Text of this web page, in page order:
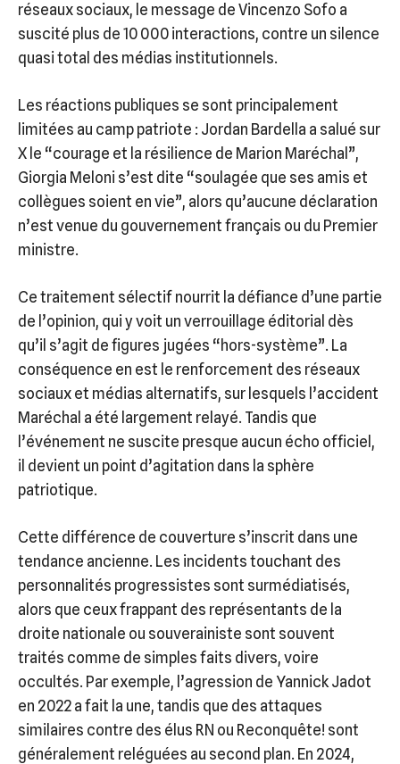
réseaux sociaux, le message de Vincenzo Sofo a
suscité plus de 10 000 interactions, contre un silence
quasi total des médias institutionnels.
Les réactions publiques se sont principalement
limitées au camp patriote : Jordan Bardella a salué sur
X le “courage et la résilience de Marion Maréchal”,
Giorgia Meloni s’est dite “soulagée que ses amis et
collègues soient en vie”, alors qu’aucune déclaration
n’est venue du gouvernement français ou du Premier
ministre.
Ce traitement sélectif nourrit la défiance d’une partie
de l’opinion, qui y voit un verrouillage éditorial dès
qu’il s’agit de figures jugées “hors-système”. La
conséquence en est le renforcement des réseaux
sociaux et médias alternatifs, sur lesquels l’accident
Maréchal a été largement relayé. Tandis que
l’événement ne suscite presque aucun écho officiel,
il devient un point d’agitation dans la sphère
patriotique.
Cette différence de couverture s’inscrit dans une
tendance ancienne. Les incidents touchant des
personnalités progressistes sont surmédiatisés,
alors que ceux frappant des représentants de la
droite nationale ou souverainiste sont souvent
traités comme de simples faits divers, voire
occultés. Par exemple, l’agression de Yannick Jadot
en 2022 a fait la une, tandis que des attaques
similaires contre des élus RN ou Reconquête! sont
généralement reléguées au second plan. En 2024,